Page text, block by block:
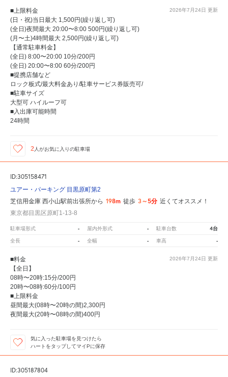
2026年7月24日 更新
■上限料金
(日・祝)当日最大 1,500円(繰り返し可)
(全日)夜間最大 20:00〜8:00 500円(繰り返し可)
(月〜土)4時間最大 2,500円(繰り返し可)
【通常駐車料金】
(全日) 8:00〜20:00 10分/200円
(全日) 20:00〜8:00 60分/200円
■提携店舗など
ロック板式/最大料金あり/駐車サービス券販売可/
■駐車サイズ
大型可 ハイルーフ可
■入出庫可能時間
24時間
2 人がお気に入りの駐車場
ID:305158471
ユアー・パーキング 目黒原町第2
芝信用金庫 西小山駅前出張所から 198m 徒歩 3～5分 近くてオススメ！
東京都目黒区原町1-13-8
駐車場形式 - 屋内外形式 - 駐車台数 4台
全長 - 全幅 - 車高 -
2026年7月24日 更新
■料金
【全日】
08時〜20時:15分/200円
20時〜08時:60分/100円
■上限料金
昼間最大(08時〜20時の間)2,300円
夜間最大(20時〜08時の間)400円
気に入った駐車場を見つけたら
ハートをタップしてマイPに保存
ID:305187804